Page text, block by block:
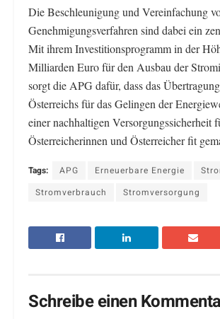
Die Beschleunigung und Vereinfachung
Genehmigungsverfahren sind dabei ein
Mit ihrem Investitionsprogramm in der
Milliarden Euro für den Ausbau der
sorgt die APG dafür, dass das
Österreichs für das Gelingen der
einer nachhaltigen Versorgungssicherheit
Österreicherinnen und Österreicher fit
Tags: APG Erneuerbare Energie
Stromverbrauch
Stromversorgung
Schreibe einen